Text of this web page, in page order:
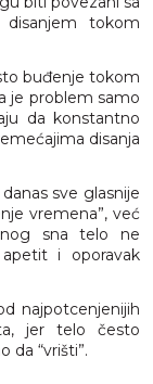
tokom
buđenje tokom
je problem samo
da konstantno
disanja
sve glasnije
vremena”, već
sna telo ne
i oporavak
najpotcenjenijih
jer telo često
da “vrišti”.